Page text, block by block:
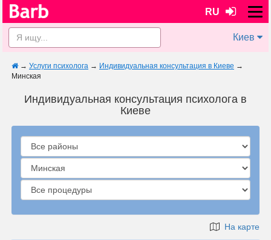
RU
Киев
→ Услуги психолога → Индивидуальная консультация в Киеве →
Минская
Индивидуальная консультация психолога в
Киеве
На карте